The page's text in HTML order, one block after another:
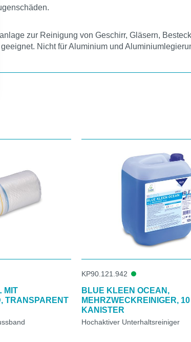
zur Reinigung von Geschirr, Gläsern,
Nicht für Aluminium und
MIT
TRANSPARENT
KP90.121.942
BLUE KLEEN OCEAN,
MEHRZWECKREINIGER,
KANISTER
Hochaktiver Unterhaltsreiniger